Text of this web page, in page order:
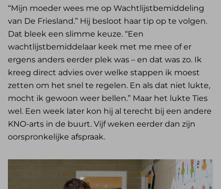
“Mijn moeder wees me op Wachtlijstbemiddeling
van De Friesland.” Hij besloot haar tip op te volgen.
Dat bleek een slimme keuze. “Een
wachtlijstbemiddelaar keek met me mee of er
ergens anders eerder plek was – en dat was zo. Ik
kreeg direct advies over welke stappen ik moest
zetten om het snel te regelen. En als dat niet lukte,
mocht ik gewoon weer bellen.” Maar het lukte Ties
wel. Een week later kon hij al terecht bij een andere
KNO-arts in de buurt. Vijf weken eerder dan zijn
oorspronkelijke afspraak.